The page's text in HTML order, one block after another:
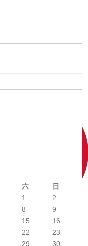
六 日
1
2
8
9
15
16
22
23
29
30